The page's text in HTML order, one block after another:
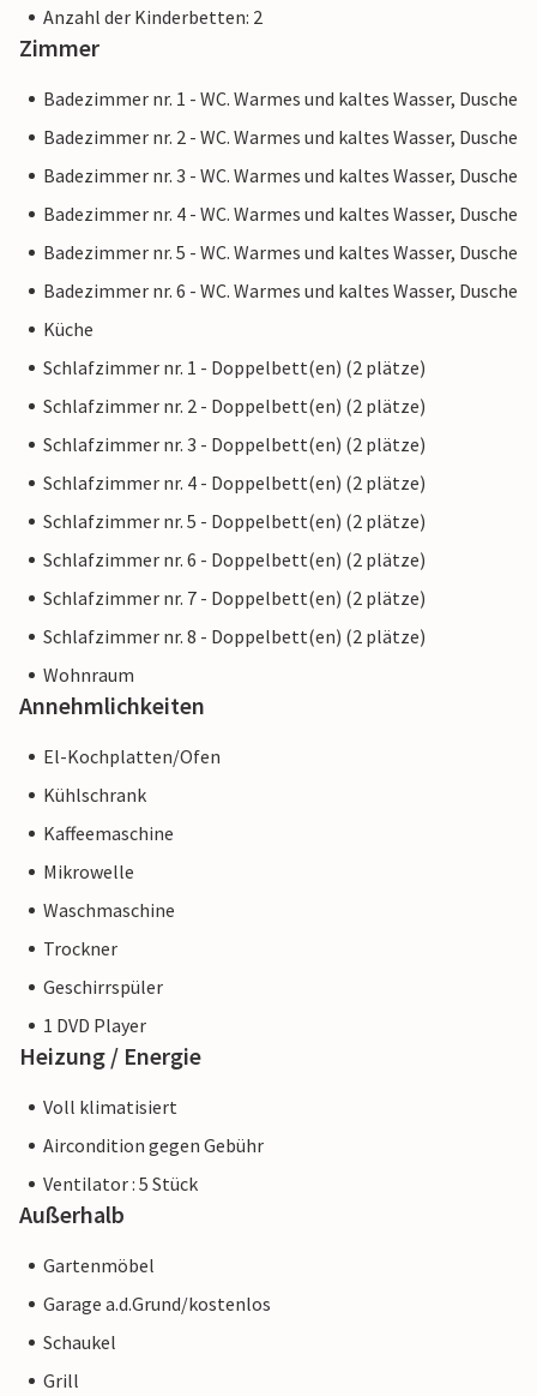
Anzahl der Kinderbetten: 2
Zimmer
Badezimmer nr. 1 - WC. Warmes und kaltes Wasser, Dusche
Badezimmer nr. 2 - WC. Warmes und kaltes Wasser, Dusche
Badezimmer nr. 3 - WC. Warmes und kaltes Wasser, Dusche
Badezimmer nr. 4 - WC. Warmes und kaltes Wasser, Dusche
Badezimmer nr. 5 - WC. Warmes und kaltes Wasser, Dusche
Badezimmer nr. 6 - WC. Warmes und kaltes Wasser, Dusche
Küche
Schlafzimmer nr. 1 - Doppelbett(en) (2 plätze)
Schlafzimmer nr. 2 - Doppelbett(en) (2 plätze)
Schlafzimmer nr. 3 - Doppelbett(en) (2 plätze)
Schlafzimmer nr. 4 - Doppelbett(en) (2 plätze)
Schlafzimmer nr. 5 - Doppelbett(en) (2 plätze)
Schlafzimmer nr. 6 - Doppelbett(en) (2 plätze)
Schlafzimmer nr. 7 - Doppelbett(en) (2 plätze)
Schlafzimmer nr. 8 - Doppelbett(en) (2 plätze)
Wohnraum
Annehmlichkeiten
El-Kochplatten/Ofen
Kühlschrank
Kaffeemaschine
Mikrowelle
Waschmaschine
Trockner
Geschirrspüler
1 DVD Player
Heizung / Energie
Voll klimatisiert
Aircondition gegen Gebühr
Ventilator : 5 Stück
Außerhalb
Gartenmöbel
Garage a.d.Grund/kostenlos
Schaukel
Grill